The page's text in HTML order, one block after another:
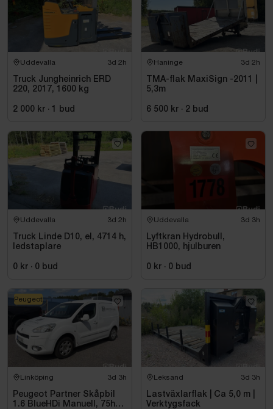
Uddevalla 3d 2h
Truck Jungheinrich ERD
220, 2017, 1600 kg
2 000 kr · 1 bud
Haninge 3d 2h
TMA-flak MaxiSign -2011 |
5,3m
6 500 kr · 2 bud
Uddevalla 3d 2h
Truck Linde D10, el, 4714 h,
ledstaplare
0 kr · 0 bud
Uddevalla 3d 3h
Lyftkran Hydrobull,
HB1000, hjulburen
0 kr · 0 bud
Linköping 3d 3h
Peugeot Partner Skåpbil
1.6 BlueHDi Manuell, 75hk,
Peugeot
Leksand 3d 3h
Lastväxlarflak | Ca 5,0 m |
Verktygsfack